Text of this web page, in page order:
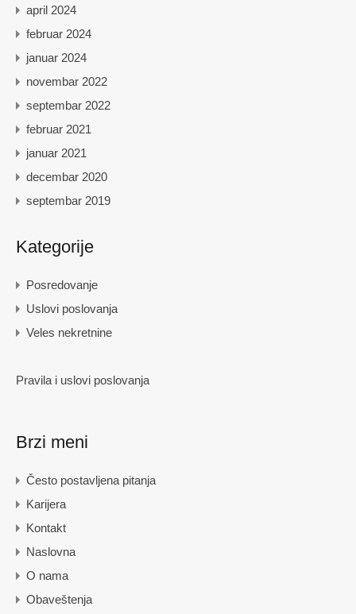
april 2024
februar 2024
januar 2024
novembar 2022
septembar 2022
februar 2021
januar 2021
decembar 2020
septembar 2019
Kategorije
Posredovanje
Uslovi poslovanja
Veles nekretnine
Pravila i uslovi poslovanja
Brzi meni
Često postavljena pitanja
Karijera
Kontakt
Naslovna
O nama
Obaveštenja